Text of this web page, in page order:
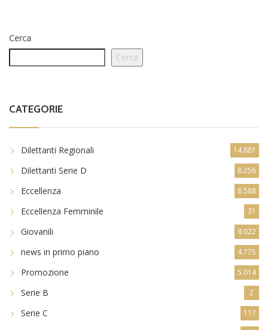
Cerca
Cerca
CATEGORIE
Dilettanti Regionali 14.881
Dilettanti Serie D 8.256
Eccellenza 8.588
Eccellenza Femminile 31
Giovanili 9.022
news in primo piano 4.775
Promozione 5.014
Serie B 2
Serie C 117